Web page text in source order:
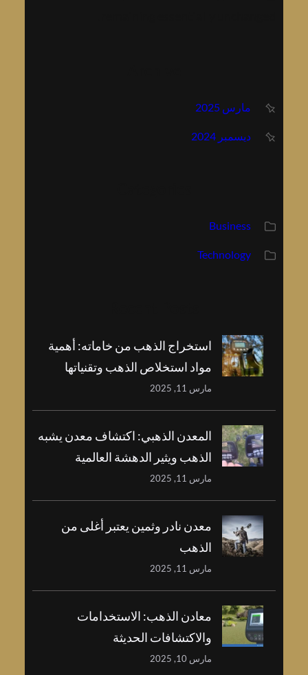
مارس 2025
ديسمبر 2024
Business
Technology
استخراج الذهب من خاماته: أهمية
مواد استخلاص الذهب وتقنياتها
مارس 11, 2025
المعدن الذهبي: اكتشاف معدن يشبه
الذهب ويثير الدهشة العالمية
مارس 11, 2025
معدن نادر وثمين يعتبر أغلى من
الذهب
مارس 11, 2025
معادن الذهب: الاستخدامات
والاكتشافات الحديثة
مارس 10, 2025